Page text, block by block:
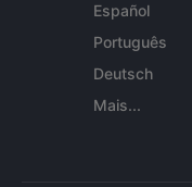
Español
Português
Deutsch
Mais...